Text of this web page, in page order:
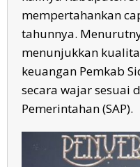
mempertahankan
tahunnya.
menunjukkan
keuangan Pemkab
secara wajar sesuai
Pemerintahan (SAP).